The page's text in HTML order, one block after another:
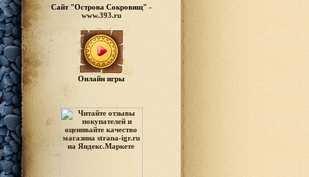
Сайт "Острова Сокровищ" -
www.393.ru
Онлайн игры